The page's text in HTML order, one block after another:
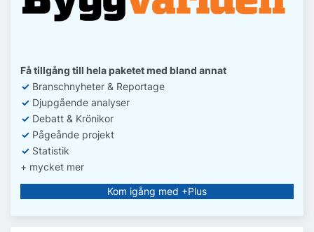
Få tillgång till hela paketet med bland annat
✓ Branschnyheter & Reportage
✓ Djupgående analyser
✓ Debatt & Krönikor
✓ Pågeånde projekt
✓ Statistik
+ mycket mer
Kom igång med +Plus